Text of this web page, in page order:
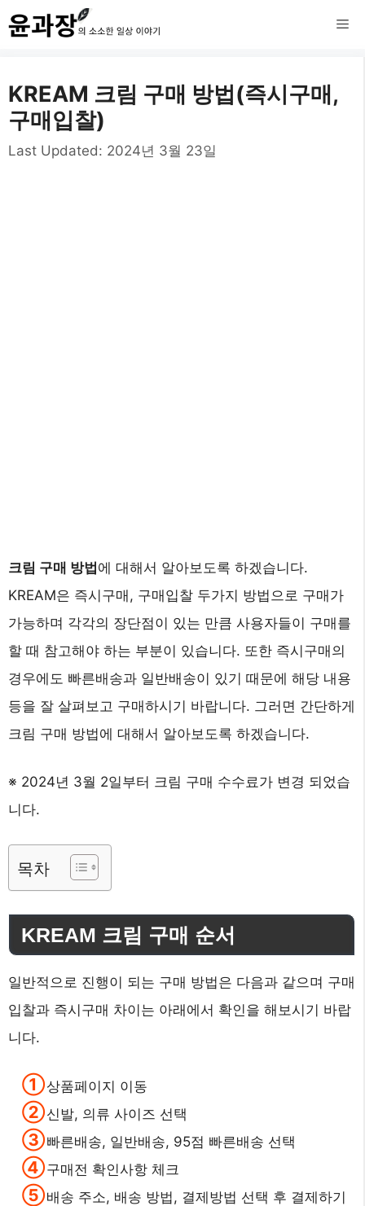
컨
텐
로
건
너
메
KREAM 크림 구매 방법(즉시구매,
구매입찰)
Last Updated: 2024년 3월 23일
크림 구매 방법에 대해서 알아보도록 하겠습니다.
KREAM은 즉시구매, 구매입찰 두가지 방법으로 구매가
가능하며 각각의 장단점이 있는 만큼 사용자들이 구매를
할 때 참고해야 하는 부분이 있습니다. 또한 즉시구매의
경우에도 빠른배송과 일반배송이 있기 때문에 해당 내용
등을 잘 살펴보고 구매하시기 바랍니다. 그러면 간단하게
크림 구매 방법에 대해서 알아보도록 하겠습니다.
※ 2024년 3월 2일부터 크림 구매 수수료가 변경 되었습
니다.
목차
KREAM 크림 구매 순서
일반적으로 진행이 되는 구매 방법은 다음과 같으며 구매
입찰과 즉시구매 차이는 아래에서 확인을 해보시기 바랍
니다.
상품페이지 이동
신발, 의류 사이즈 선택
빠른배송, 일반배송, 95점 빠른배송 선택
구매전 확인사항 체크
배송 주소, 배송 방법, 결제방법 선택 후 결제하기